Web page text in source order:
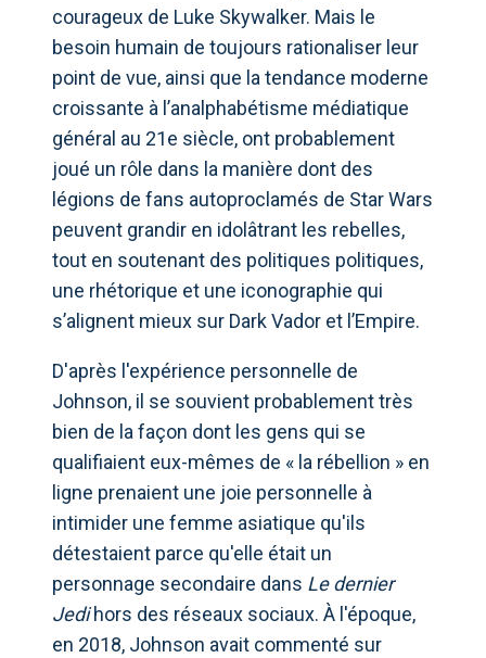
courageux de Luke Skywalker. Mais le
besoin humain de toujours rationaliser leur
point de vue, ainsi que la tendance moderne
croissante à l’analphabétisme médiatique
général au 21e siècle, ont probablement
joué un rôle dans la manière dont des
légions de fans autoproclamés de Star Wars
peuvent grandir en idolâtrant les rebelles,
tout en soutenant des politiques politiques,
une rhétorique et une iconographie qui
s’alignent mieux sur Dark Vador et l’Empire.
D'après l'expérience personnelle de
Johnson, il se souvient probablement très
bien de la façon dont les gens qui se
qualifiaient eux-mêmes de « la rébellion » en
ligne prenaient une joie personnelle à
intimider une femme asiatique qu'ils
détestaient parce qu'elle était un
personnage secondaire dans Le dernier
Jedihors des réseaux sociaux. À l'époque,
en 2018, Johnson avait commenté sur